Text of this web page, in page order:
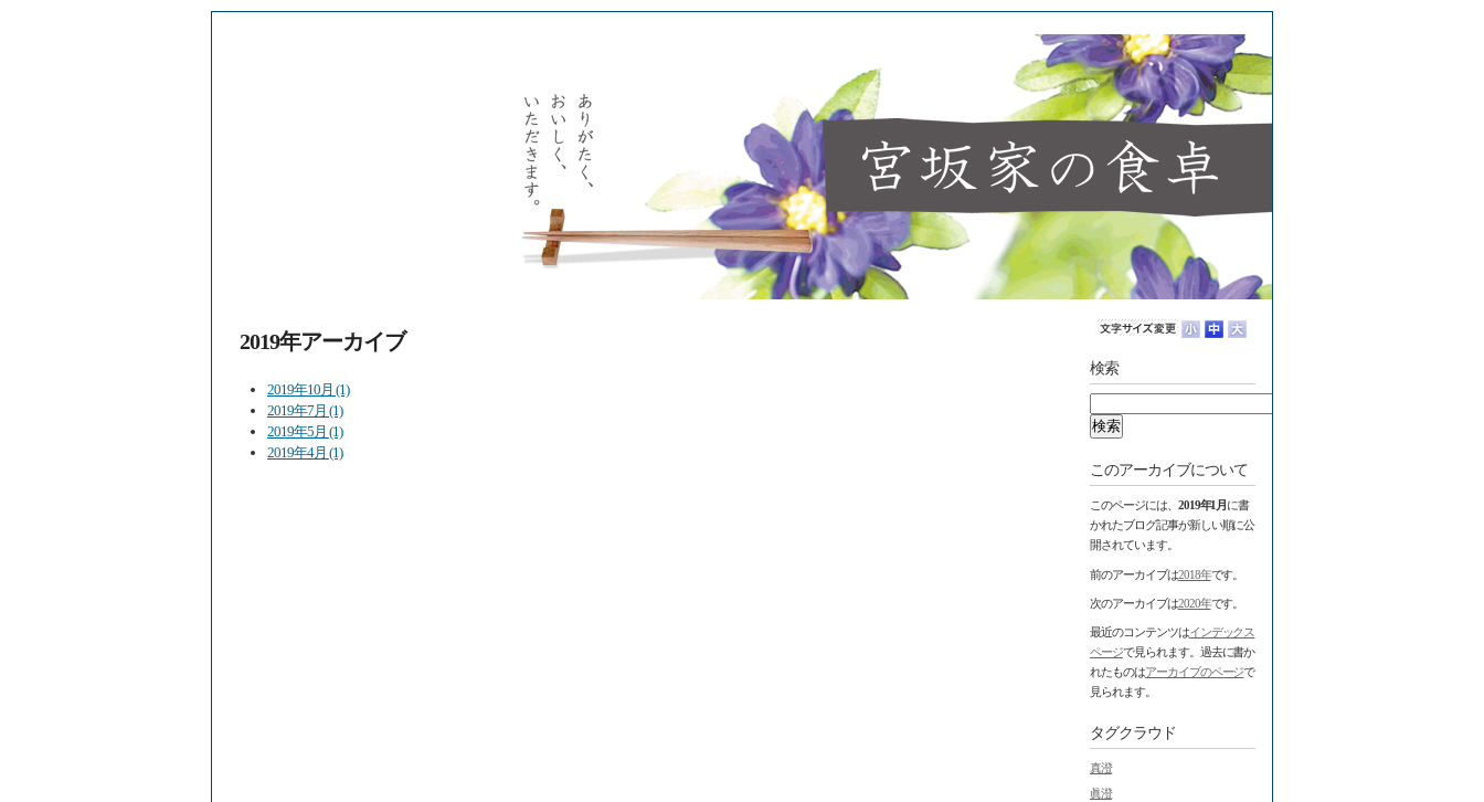
2019年アーカイブ
2019年10月 (1)
2019年7月 (1)
2019年5月 (1)
2019年4月 (1)
検索
このアーカイブについて
このページには、 2019年1月 に書
かれたブログ記事が新しい順に公
開されています。
前のアーカイブは2018年です。
次のアーカイブは2020年です。
最近のコンテンツはインデックス
ページで見られます。過去に書か
れたものはアーカイブのページで
見られます。
タグクラウド
真澄
眞澄